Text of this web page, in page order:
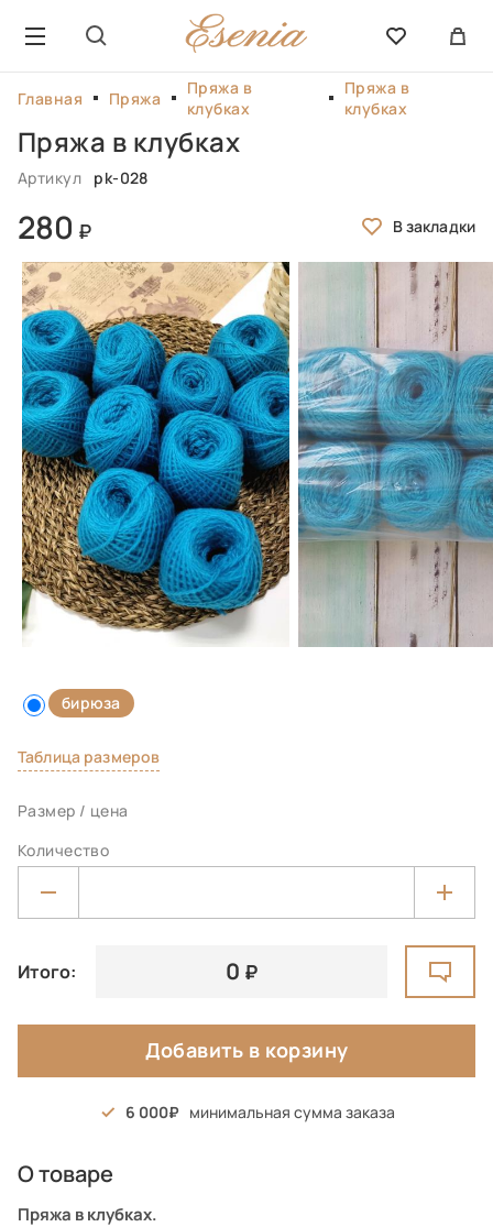
Главная Пряжа
Пряжа в
клубках
Пряжа в
клубках
Пряжа в клубках
Артикул pk-028
280
бирюза
Таблица размеров
Размер / цена
Количество
Итого: 0
Добавить в корзину
6 000 минимальная сумма заказа
О товаре
Пряжа в клубках.